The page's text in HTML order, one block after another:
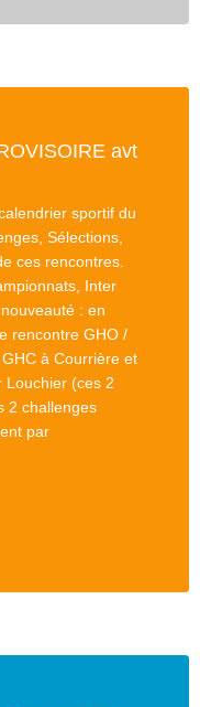
avt
sportif du
Sélections,
ces rencontres.
Inter
: en
rencontre GHO /
à Courrière et
Louchier (ces 2
2 challenges
par